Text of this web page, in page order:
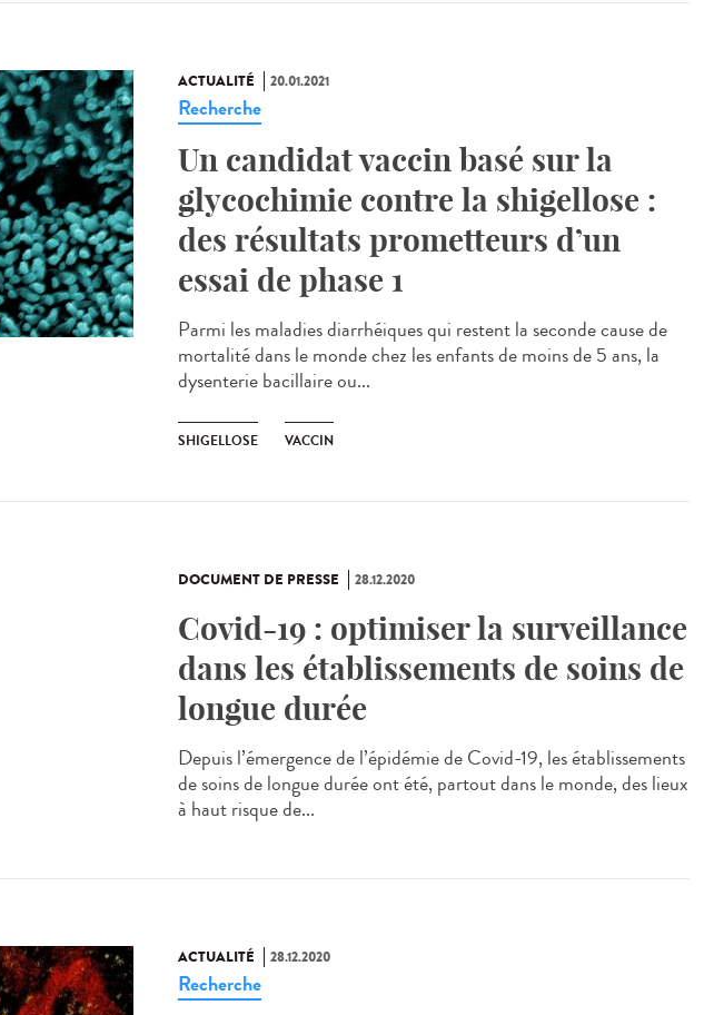
ACTUALITÉ 20.01.2021
Recherche
Un candidat vaccin basé sur la
glycochimie contre la shigellose :
des résultats prometteurs d’un
essai de phase 1
Parmi les maladies diarrhéiques qui restent la seconde cause de
mortalité dans le monde chez les enfants de moins de 5 ans, la
dysenterie bacillaire ou...
SHIGELLOSE VACCIN
DOCUMENT DE PRESSE 28.12.2020
Covid-19 : optimiser la surveillance
dans les établissements de soins de
longue durée
Depuis l’émergence de l’épidémie de Covid-19, les établissements
de soins de longue durée ont été, partout dans le monde, des lieux
à haut risque de...
ACTUALITÉ 28.12.2020
Recherche